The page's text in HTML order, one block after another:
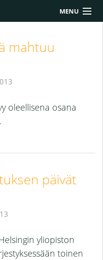
MENU
mahtuu
oleellisena osana
päivät
yliopiston
toinen